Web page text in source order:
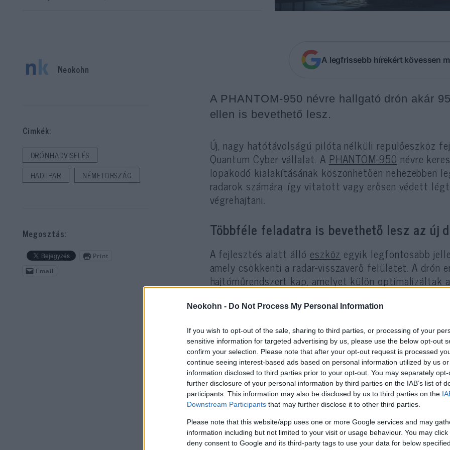
Neokohn - Do Not Process My Personal Information
If you wish to opt-out of the sale, sharing to third parties, or processing of your
sensitive information for targeted advertising by us, please use the below opt-out
confirm your selection. Please note that after your opt-out request is processed
continue seeing interest-based ads based on personal information utilized by us
information disclosed to third parties prior to your opt-out. You may separately
further disclosure of your personal information by third parties on the IAB’s list of
participants. This information may also be disclosed by us to third parties on the
Downstream Participants that may further disclose it to other third parties.
Please note that this website/app uses one or more Google services and may
information including but not limited to your visit or usage behaviour. You may
deny consent to Google and its third-party tags to use your data for below
A legfrissebb hírekért kövessen
A PHANTOM-950 névre hallgató drón akár
ellen is bevethető lesz.
Új, nagy hatótávolságú pilóta nélküli repülőeszköz
Quantum Cyber vállalat. A PHANTOM-950 névre
lopakodó kialakításának köszönhetően nehezebben
radarok számára, így vitatott vagy erősen védett
végrehajtani.
Többféle feladatra is bevethető lesz az új
A fejlesztés alatt álló eszköz egyik legfontosabb
amely csökkenti a radar-visszaverő felületet. A drón
hajtóműrendszert kap, amelyet külön optimalizáltak
Hadrendbe áll a
robotrepülőgéppel
A tervek szerint a PHANTOM-950 akár 950
maximális repülési magassággal és rendelkezik
hasznos teher-rendszere lehetővé teszi, hogy a
Neokohn
Cimkék:
DRÓNHADVISELÉS
HADIIPAR
NÉMETORSZÁG
Megosztás:
Print
Email